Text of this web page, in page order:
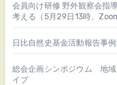
会員向け研修 野外観察会指
考える（5月29日13時、
日比自然史基金活動報告事
総会企画シンポジウム 地
イブ